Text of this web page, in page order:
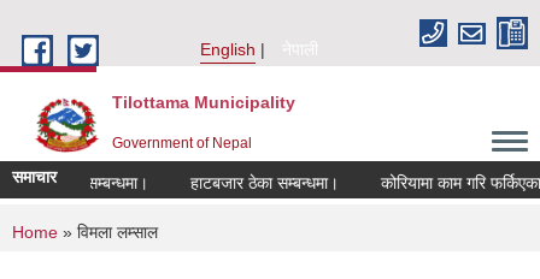
English
नेपाली
Tilottama Municipality
Government of Nepal
समाचारहुने सम्बन्धमा। हाटबजार ठेका सम्बन्धमा। कोरियामा काम गरि
You are here
Home » विमला लम्साल